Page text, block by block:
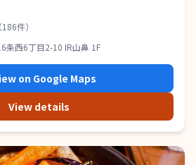
（186件）
条西6丁目2-10 IR山鼻 1F
on Google Maps
View details